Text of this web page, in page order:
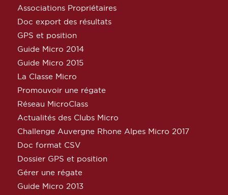
Associations Propriétaires
Doc export des résultats
GPS et position
Guide Micro 2014
Guide Micro 2015
La Classe Micro
Promouvoir une régate
Réseau MicroClass
Actualités des Clubs Micro
Challenge Auvergne Rhone Alpes Micro 2017
Doc format CSV
Dossier GPS et position
Gérer une régate
Guide Micro 2013